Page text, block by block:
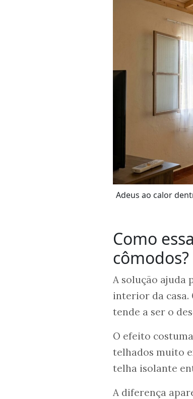
Adeus ao calor
Como
cômodos?
A solução ajuda
interior da casa.
tende a ser o
O efeito
telhados muito
telha isolante
A diferença